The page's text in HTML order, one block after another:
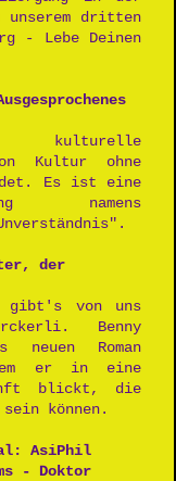
unserem dritten
- Lebe Deinen
kulturelle
Kultur ohne
Es ist eine
namens
der
gibt's von uns
Benny
neuen Roman
er in eine
blickt, die
können.
AsiPhil
- Doktor